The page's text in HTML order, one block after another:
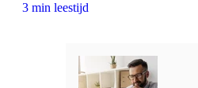
3 min leestijd